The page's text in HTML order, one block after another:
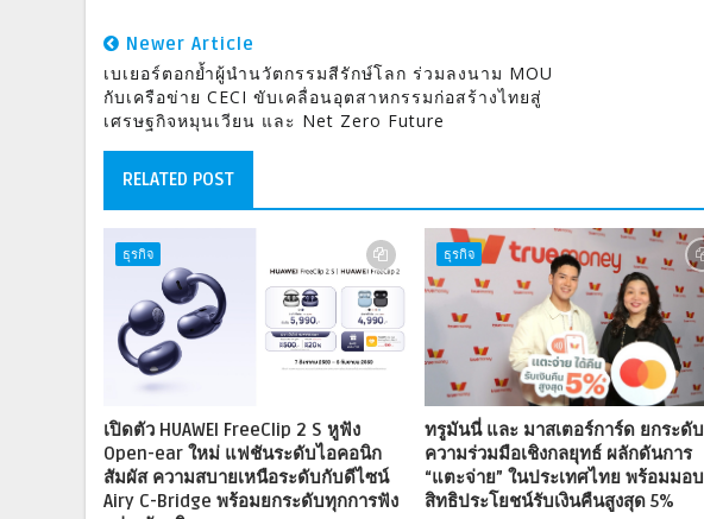
Newer Article
เบเยอร์ตอกย้ำผู้นำนวัตกรรมสีรักษ์โลก ร่วมลงนาม MOU
กับเครือข่าย CECI ขับเคลื่อนอุตสาหกรรมก่อสร้างไทยสู่
เศรษฐกิจหมุนเวียน และ Net Zero Future
RELATED POST
ธุรกิจ
เปิดตัว HUAWEI FreeClip 2 S หูฟัง
Open-ear ใหม่ แฟชันระดับไอคอนิก
สัมผัส ความสบายเหนือระดับกับดีไซน์
Airy C-Bridge พร้อมยกระดับทุกการฟัง
ธุรกิจ
ทรูมันนี่ และ มาสเตอร์การ์ด ยกระดับ
ความร่วมมือเชิงกลยุทธ์ ผลักดันการ
“แตะจ่าย” ในประเทศไทย พร้อมมอบ
สิทธิประโยชน์รับเงินคืนสูงสุด 5%